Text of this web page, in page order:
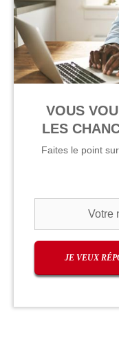
VOUS
LES
Faites le point